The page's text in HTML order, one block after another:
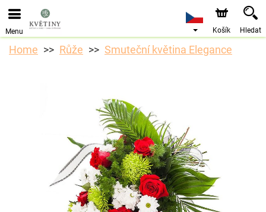
Objednávky přes e-shop přijímáme. Nejbližší možné
doručení je od 10.8.2026 z důvodu dovolené.
Menu Košík Hledat
Home Růže Smuteční květina Elegance